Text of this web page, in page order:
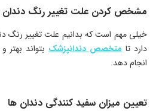
مشخص کردن علت تغییر رنگ دندان
خیلی مهم است که بدانیم علت تغییر رنگ
دارد تامتخصص دندانپزشک بتواند بهتر
انجام دهد.
تعیین میزان سفید کنندگی دندان ها